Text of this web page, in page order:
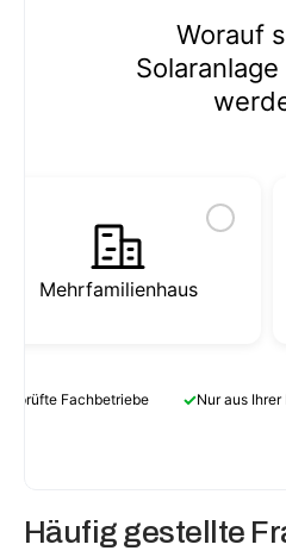
Worauf
Mehrfamilienhaus
Fachbetriebe ✓Nur aus Ihrer
Häufig gestellte